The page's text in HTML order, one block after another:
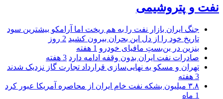
نفت و پتروشیمی
جنگ ایران بازار نفت را به هم ریخت اما آرامکو بیشترین سود
تاریخ خود را از دل این بحران بیرون کشید 2 روز
بنزین در بن‌بستِ مافیای خودرو 1 هفته
صادرات نفت ایران بدون وقفه ادامه دارد 3 هفته
تهران و مسکو به نهایی‌سازی قرارداد تجارت گاز نزدیک شدند
3 هفته
۳.۸ میلیون بشکه نفت خام ایران از محاصره آمریکا عبور کرد
1 ماه